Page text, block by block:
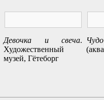
Девочка и свеча.
Художественный
музей, Гётеборг